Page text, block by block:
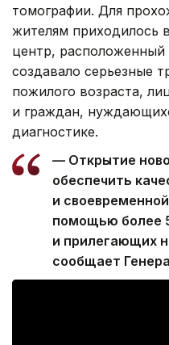
томографии. Для
жителям приходилось
центр, расположенный
создавало серьезные
пожилого возраста,
и граждан,
диагностике.
— Открытие
обеспечить
и
помощью более
и прилегающих
сообщает